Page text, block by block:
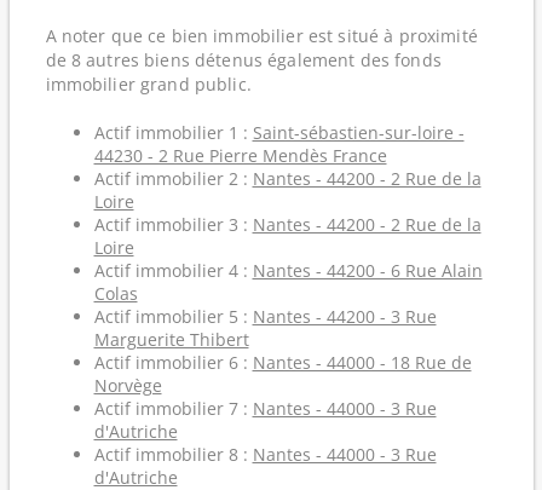
A noter que ce bien immobilier est situé à proximité
de 8 autres biens détenus également des fonds
immobilier grand public.
Actif immobilier 1 : Saint-sébastien-sur-loire -
44230 - 2 Rue Pierre Mendès France
Actif immobilier 2 : Nantes - 44200 - 2 Rue de la
Loire
Actif immobilier 3 : Nantes - 44200 - 2 Rue de la
Loire
Actif immobilier 4 : Nantes - 44200 - 6 Rue Alain
Colas
Actif immobilier 5 : Nantes - 44200 - 3 Rue
Marguerite Thibert
Actif immobilier 6 : Nantes - 44000 - 18 Rue de
Norvège
Actif immobilier 7 : Nantes - 44000 - 3 Rue
d'Autriche
Actif immobilier 8 : Nantes - 44000 - 3 Rue
d'Autriche